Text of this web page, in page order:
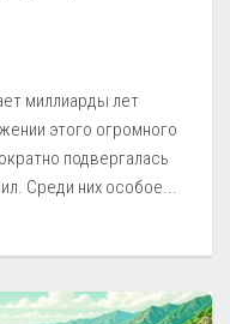
миллиарды лет
этого огромного
подвергалась
Среди них особое...